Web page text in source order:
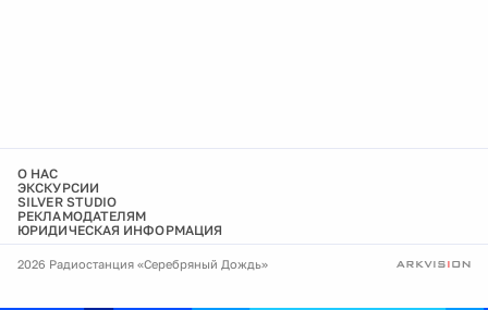
О НАС
ЭКСКУРСИИ
SILVER STUDIO
РЕКЛАМОДАТЕЛЯМ
ЮРИДИЧЕСКАЯ ИНФОРМАЦИЯ
2026 Радиостанция «Серебряный Дождь»